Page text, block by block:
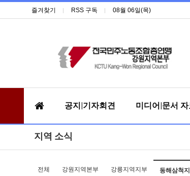
즐겨찾기 RSS 구독 08월 06일(목)
공지|기자회견 미디어|문서 자
지역 소식
전체 강원지역본부 강릉지역지부 동해삼척